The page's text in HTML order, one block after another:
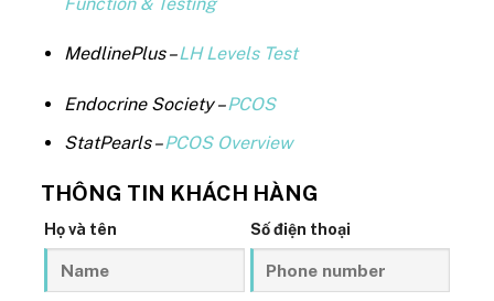
MedlinePlus –LH Levels Test
Endocrine Society –PCOS
StatPearls –PCOS Overview
THÔNG TIN KHÁCH HÀNG
Họ và tên Số điện thoại